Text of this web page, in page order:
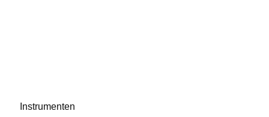
Instrumenten